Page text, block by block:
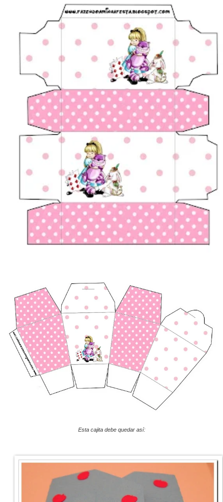
Esta cajita debe quedar así: